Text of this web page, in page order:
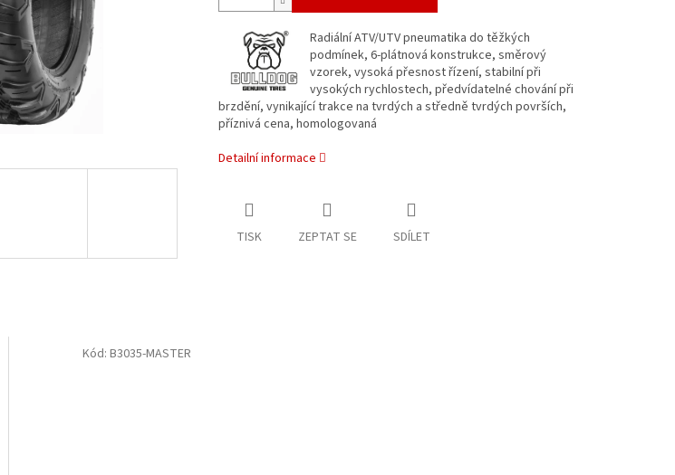
Radiální ATV/UTV pneumatika do těžkých
podmínek, 6-plátnová konstrukce, směrový
vzorek, vysoká přesnost řízení, stabilní při
vysokých rychlostech, předvídatelné chování při
brzdění, vynikající trakce na tvrdých a středně tvrdých površích,
příznivá cena, homologovaná
Detailní informace
TISK ZEPTAT SE SDÍLET
Kód: B3035-MASTER